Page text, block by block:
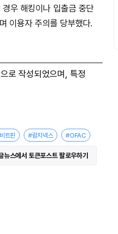
우 해킹이나 입출금 중단
이용자 주의를 당부했다.
로 작성되었으며, 특정
트핀 #람지넥스 #OFAC
뉴스에서 토큰포스트 팔로우하기